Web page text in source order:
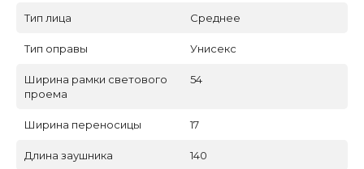
Тип лица Среднее
Тип оправы Унисекс
Ширина рамки светового
проема
54
Ширина переносицы 17
Длина заушника 140